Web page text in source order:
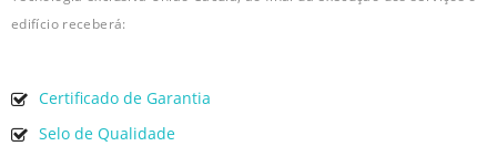
edifício receberá:
Certificado de Garantia
Selo de Qualidade